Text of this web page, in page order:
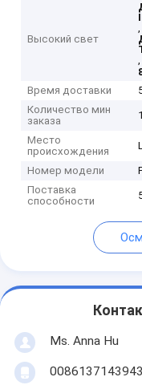
Высокий свет
,
Время доставки
Количество мин
заказа
Место
происхождения
Номер модели
Поставка
способности
Ms. Anna Hu